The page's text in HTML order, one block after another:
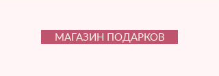
МАГАЗИН ПОДАРКОВ